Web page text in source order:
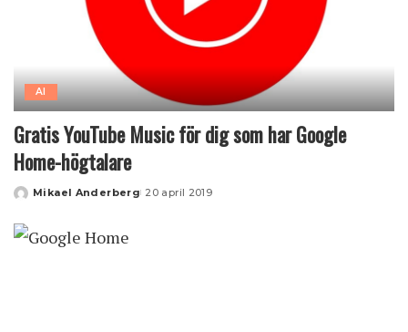
AI
Gratis YouTube Music för dig som har Google
Home-högtalare
Posted
Mikael Anderberg 20 april 2019